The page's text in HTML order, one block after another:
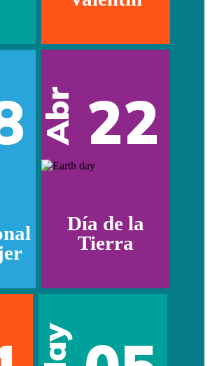
Abr 22
Día de la
Tierra